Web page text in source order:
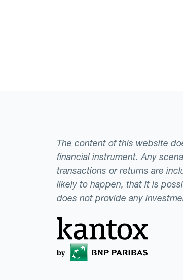
The content of this website
financial instrument. Any
transactions or returns are
likely to happen, that it is
does not provide any